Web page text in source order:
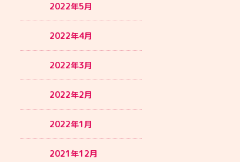
2022年5月
2022年4月
2022年3月
2022年2月
2022年1月
2021年12月